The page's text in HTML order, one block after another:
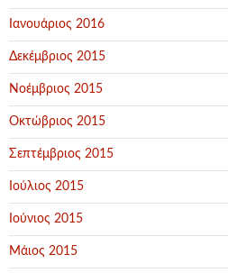
Ιανουάριος 2016
Δεκέμβριος 2015
Νοέμβριος 2015
Οκτώβριος 2015
Σεπτέμβριος 2015
Ιούλιος 2015
Ιούνιος 2015
Μάιος 2015